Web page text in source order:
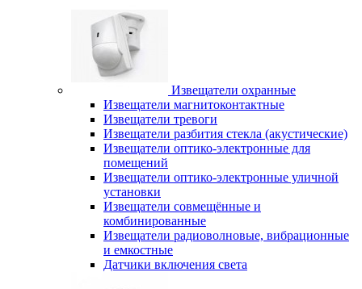
Извещатели охранные
Извещатели магнитоконтактные
Извещатели тревоги
Извещатели разбития стекла (акустические)
Извещатели оптико-электронные для
помещений
Извещатели оптико-электронные уличной
установки
Извещатели совмещённые и
комбинированные
Извещатели радиоволновые, вибрационные
и емкостные
Датчики включения света